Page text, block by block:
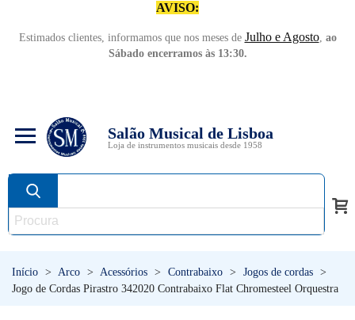
AVISO:
Estimados clientes, informamos que nos meses de Julho e Agosto, ao
Sábado encerramos às 13:30.
Salão Musical de Lisboa
Loja de instrumentos musicais desde 1958
Início > Arco > Acessórios > Contrabaixo > Jogos de cordas >
Jogo de Cordas Pirastro 342020 Contrabaixo Flat Chromesteel Orquestra